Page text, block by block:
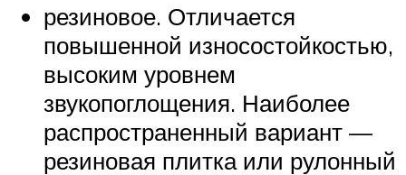
резиновое. Отличается
повышенной износостойкостью,
высоким уровнем
звукопоглощения. Наиболее
распространенный вариант —
резиновая плитка или рулонный